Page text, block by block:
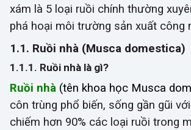
xám là 5 loại ruồi chính thường
phá hoại môi trường sản xuất công
1.1. Ruồi nhà (Musca domestica)
1.1.1. Ruồi nhà là gì?
Ruồi nhà (tên khoa học Musca
côn trùng phổ biến, sống gần gũi
chiếm hơn 90% các loại ruồi trong